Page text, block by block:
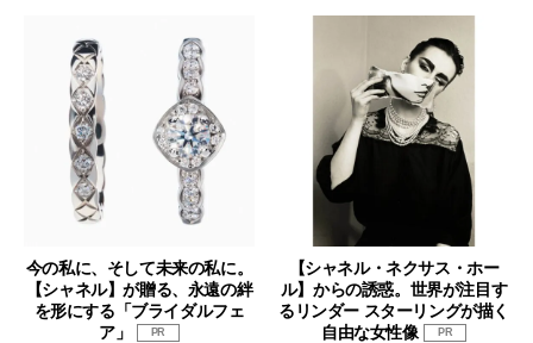
今の私に、そして未来の私に。
【シャネル】が贈る、永遠の絆
を形にする「ブライダルフェ
ア」
PR
【シャネル・ネクサス・ホー
ル】からの誘惑。世界が注目す
るリンダー スターリングが描く
自由な女性像
PR